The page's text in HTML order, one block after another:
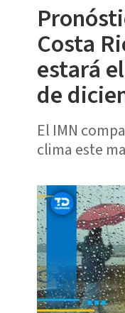
Costa
estará
de
El IMN
clima este